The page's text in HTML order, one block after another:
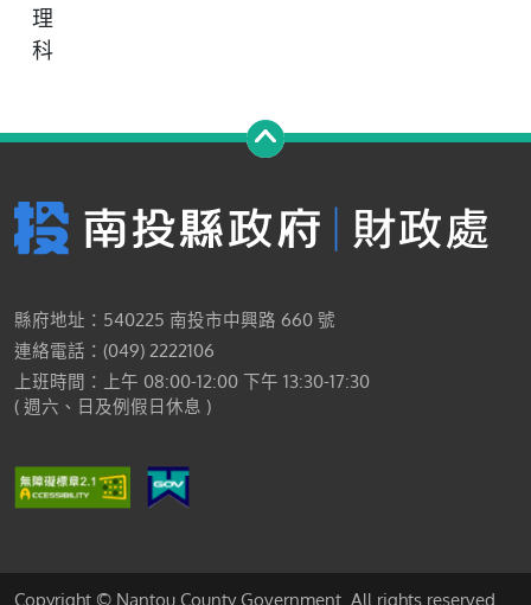
理
科
縣府地址：540225 南投市中興路 660 號
連絡電話：(049) 2222106
上班時間：上午 08:00-12:00 下午 13:30-17:30
( 週六、日及例假日休息 )
Copyright © Nantou County Government. All rights reserved.